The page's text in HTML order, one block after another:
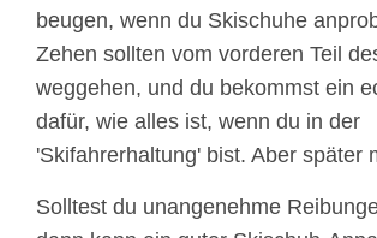
beugen, wenn du Skischuhe
Zehen sollten vom vorderen Teil
weggehen, und du bekommst ein
dafür, wie alles ist, wenn du in der
'Skifahrerhaltung' bist. Aber später
Solltest du unangenehme